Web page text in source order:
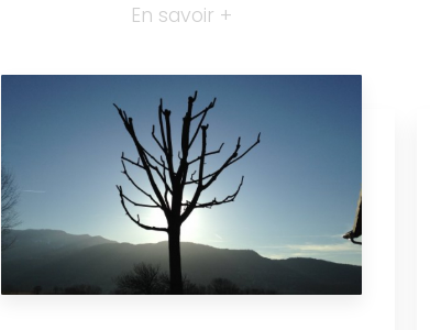
En savoir +